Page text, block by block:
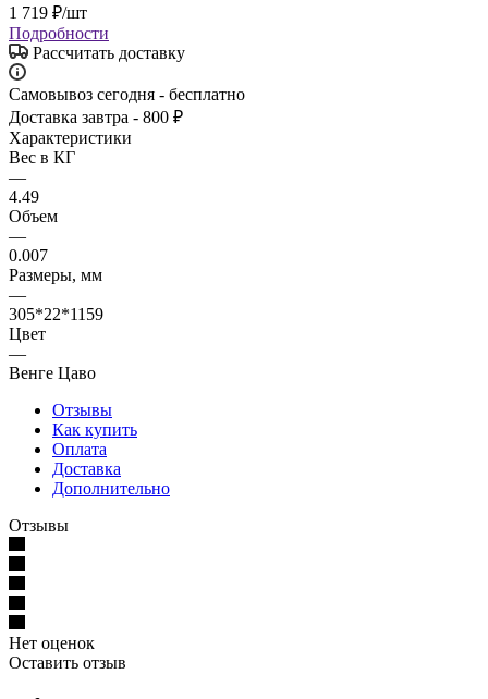
1 719 ₽/шт
Подробности
Рассчитать доставку
Самовывоз сегодня - бесплатно
Доставка завтра - 800 ₽
Характеристики
Вес в КГ
—
4.49
Объем
—
0.007
Размеры, мм
—
305*22*1159
Цвет
—
Венге Цаво
Отзывы
Как купить
Оплата
Доставка
Дополнительно
Отзывы
Нет оценок
Оставить отзыв